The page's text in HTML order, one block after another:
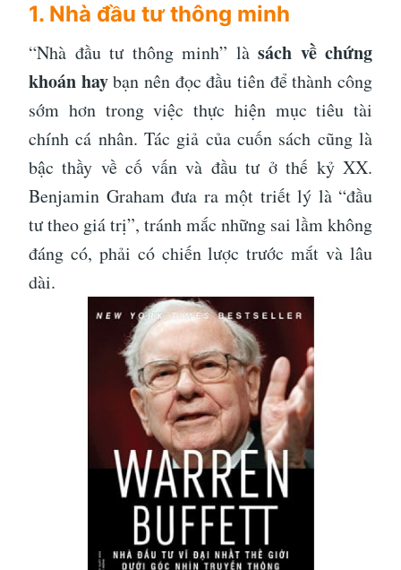
1. Nhà đầu tư thông minh
“Nhà đầu tư thông minh” là sách về chứng
khoán haybạn nên đọc đầu tiên để thành công
sớm hơn trong việc thực hiện mục tiêu tài
chính cá nhân. Tác giả của cuốn sách cũng là
bậc thầy về cố vấn và đầu tư ở thế kỷ XX.
Benjamin Graham đưa ra một triết lý là “đầu
tư theo giá trị”, tránh mắc những sai lầm không
đáng có, phải có chiến lược trước mắt và lâu
dài.